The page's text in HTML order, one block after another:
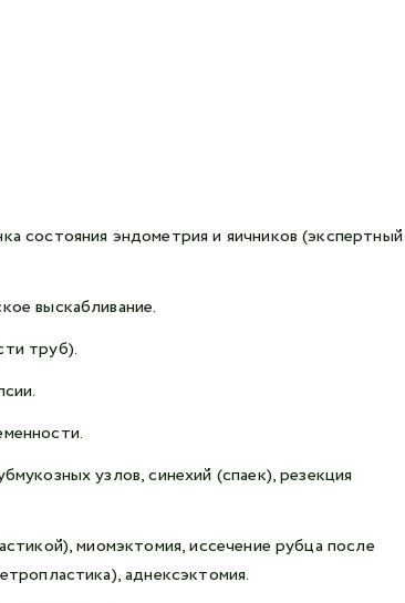
состояния эндометрия и яичников (экспертный
выскабливание.
труб).
узлов, синехий (спаек), резекция
миомэктомия, иссечение рубца после
аднексэктомия.